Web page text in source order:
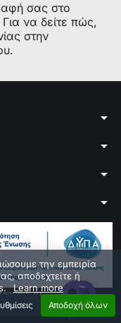
σας στο
να δείτε πώς,
στην
arrow_drop_down
arrow_drop_down
arrow_drop_down
arrow_drop_down
την εμπειρία
αποδεχτείτε ή
Learn more
Αποδοχή όλων